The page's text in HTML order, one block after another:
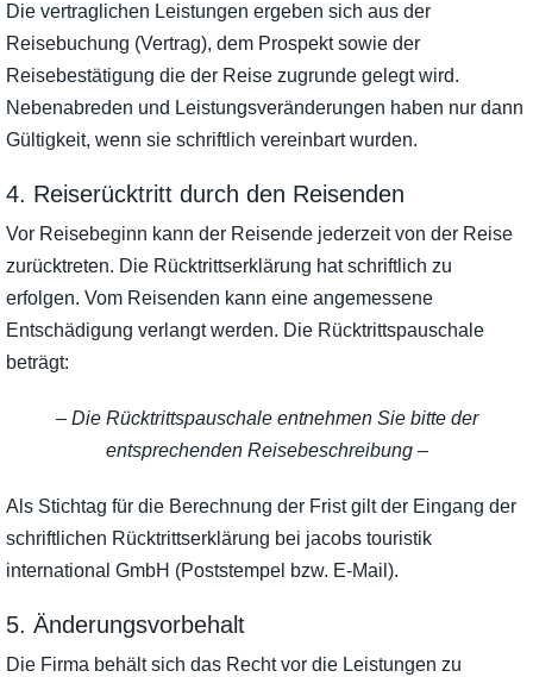
Die vertraglichen Leistungen ergeben sich aus der
Reisebuchung (Vertrag), dem Prospekt sowie der
Reisebestätigung die der Reise zugrunde gelegt wird.
Nebenabreden und Leistungsveränderungen haben nur dann
Gültigkeit, wenn sie schriftlich vereinbart wurden.
4. Reiserücktritt durch den Reisenden
Vor Reisebeginn kann der Reisende jederzeit von der Reise
zurücktreten. Die Rücktrittserklärung hat schriftlich zu
erfolgen. Vom Reisenden kann eine angemessene
Entschädigung verlangt werden. Die Rücktrittspauschale
beträgt:
– Die Rücktrittspauschale entnehmen Sie bitte der
entsprechenden Reisebeschreibung –
Als Stichtag für die Berechnung der Frist gilt der Eingang der
schriftlichen Rücktrittserklärung bei jacobs touristik
international GmbH (Poststempel bzw. E-Mail).
5. Änderungsvorbehalt
Die Firma behält sich das Recht vor die Leistungen zu